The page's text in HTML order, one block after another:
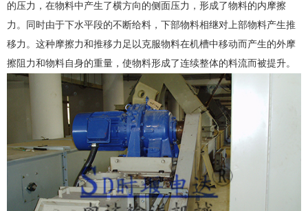
的压力，在物料中产生了横方向的侧面压力，形成了物料的内摩擦
力。同时由于下水平段的不断给料，下部物料相继对上部物料产生推
移力。这种摩擦力和推移力足以克服物料在机槽中移动而产生的外摩
擦阻力和物料自身的重量，使物料形成了连续整体的料流而被提升。